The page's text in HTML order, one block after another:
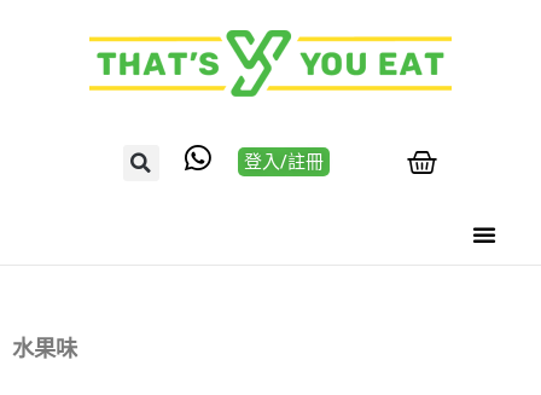
登入/註冊
水果味